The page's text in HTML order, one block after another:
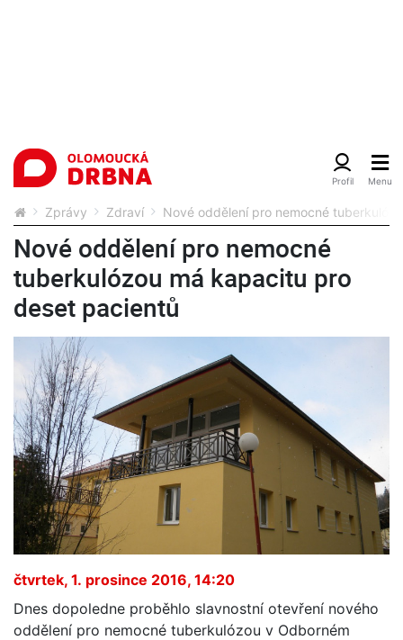
Zprávy Zdraví Nové oddělení pro nemocné
Nové oddělení pro nemocné
tuberkulózou má kapacitu pro
deset pacientů
čtvrtek, 1. prosince 2016, 14:20
Dnes dopoledne proběhlo slavnostní otevření nového
oddělení pro nemocné tuberkulózou v Odborném